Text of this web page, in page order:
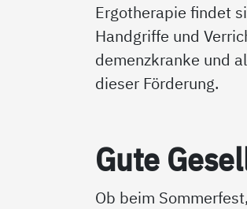
Ergotherapie findet
Handgriffe und
demenzkranke und
dieser Förderung.
Gu­te
Ob beim